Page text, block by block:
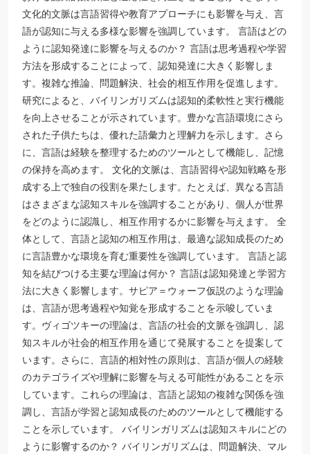
文化的文脈は言語習得や教育アプローチにも影響を与え、言
語が認知に与える多様な影響を強調しています。 言語はどの
ように認知発達に影響を与えるのか？ 言語は思考過程や学習
方法を形成することによって、認知発達に大きく影響しま
す。複雑な推論、問題解決、社会的相互作用を促進します。
研究によると、バイリンガリズムは認知的柔軟性と実行機能
を向上させることが示されています。豊かな言語環境にさら
された子供たちは、優れた語彙力と理解力を示します。さら
に、言語は経験を整理するためのツールとして機能し、記憶
の保持を高めます。 文化的文脈は、言語習得や認知戦略を形
成する上で独自の役割を果たします。たとえば、異なる言語
はさまざまな認知スキルを強調することがあり、個人が世界
をどのように認識し、相互作用するかに影響を与えます。 全
体として、言語と認知の相互作用は、最適な認知成長のため
に言語豊かな環境を育む重要性を強調しています。 言語と認
知を結びつける主要な理論は何か？ 言語は認知発達と学習方
法に大きく影響します。サピア＝ウォーフ仮説のような理論
は、言語が思考過程や知覚を形成することを示唆していま
す。ヴィゴツキーの理論は、言語の社会的文脈を強調し、認
知スキルが社会的相互作用を通じて発展することを提案して
います。さらに、言語的相対性の原則は、言語が個人の経験
のカテゴライズや理解に影響を与える可能性があることを示
しています。これらの理論は、言語と認知の複雑な関係を強
調し、言語が学習と認知成長のためのツールとして機能する
ことを示しています。 バイリンガリズムは認知スキルにどの
ように影響するのか？ バイリンガリズムは、問題解決、マル